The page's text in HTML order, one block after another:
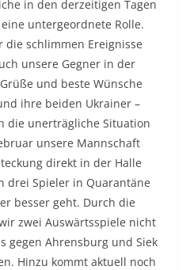
in den derzeitigen Tagen
untergeordnete Rolle.
schlimmen Ereignisse
unsere Gegner in der
und beste Wünsche
ihre beiden Ukrainer –
die unerträgliche Situation
unsere Mannschaft
direkt in der Halle
drei Spieler in Quarantäne
besser geht. Durch die
zwei Auswärtsspiele nicht
gegen Ahrensburg und Siek
Hinzu kommt aktuell noch